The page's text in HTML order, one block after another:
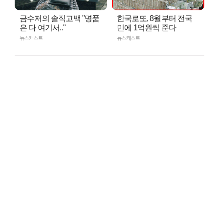
금수저의 솔직고백 "명품
은 다 여기서.."
뉴스캐스트
한국로또, 8월부터 전국
민에 1억원씩 준다
뉴스캐스트